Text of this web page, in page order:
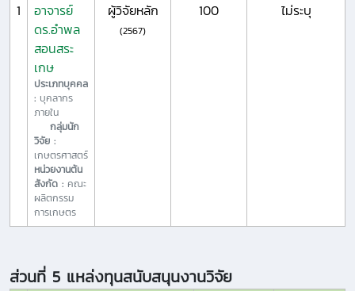
1
อาจารย์
ดร.อำพล
สอนสระ
เกษ
ประเภทบุคคล
: บุคลากร
ภายใน
กลุ่มนัก
วิจัย :
เกษตรศาสตร์
หน่วยงานต้น
สังกัด : คณะ
ผลิตกรรม
การเกษตร
ผู้วิจัยหลัก
(2567)
100 ไม่ระบุ
ส่วนที่ 5 แหล่งทุนสนับสนุนงานวิจัย